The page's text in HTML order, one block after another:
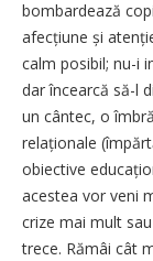
bombardează
afecțiune și
calm posibil; nu-i
dar încearcă să-l
un cântec, o
relaționale
obiective
acestea vor veni
crize mai mult
trece. Rămâi cât